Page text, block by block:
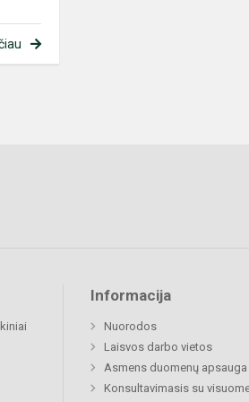
Informacija
Nuorodos
Laisvos darbo vietos
Asmens duomenų apsauga
Konsultavimasis su